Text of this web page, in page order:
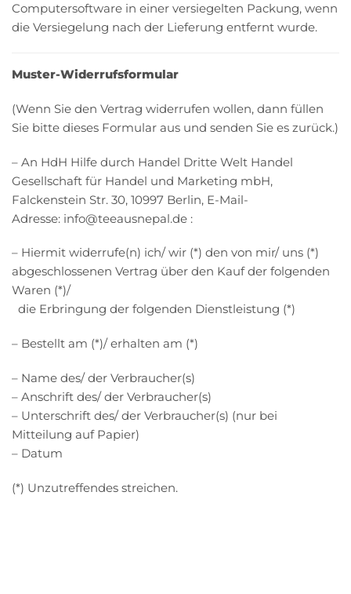
Computersoftware in einer versiegelten Packung, wenn
die Versiegelung nach der Lieferung entfernt wurde.
Muster-Widerrufsformular
(Wenn Sie den Vertrag widerrufen wollen, dann füllen
Sie bitte dieses Formular aus und senden Sie es zurück.)
– An HdH Hilfe durch Handel Dritte Welt Handel
Gesellschaft für Handel und Marketing mbH,
Falckenstein Str. 30, 10997 Berlin, E-Mail-
Adresse: info@teeausnepal.de :
– Hiermit widerrufe(n) ich/ wir (*) den von mir/ uns (*)
abgeschlossenen Vertrag über den Kauf der folgenden
Waren (*)/
die Erbringung der folgenden Dienstleistung (*)
– Bestellt am (*)/ erhalten am (*)
– Name des/ der Verbraucher(s)
– Anschrift des/ der Verbraucher(s)
– Unterschrift des/ der Verbraucher(s) (nur bei
Mitteilung auf Papier)
– Datum
(*) Unzutreffendes streichen.